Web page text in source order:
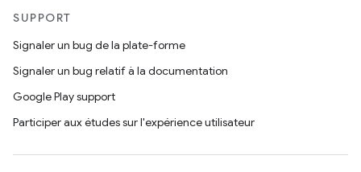
SUPPORT
Signaler un bug de la plate-forme
Signaler un bug relatif à la documentation
Google Play support
Participer aux études sur l'expérience utilisateur